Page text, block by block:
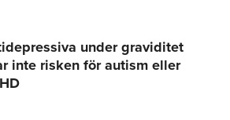
under graviditet
inte risken för autism eller